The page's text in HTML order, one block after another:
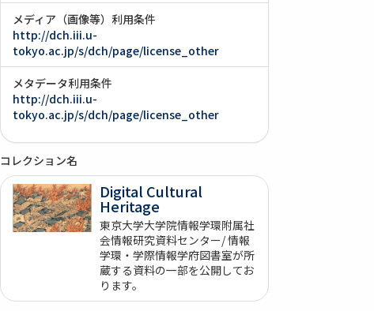
メディア（画像等）利用条件
http://dch.iii.u-
tokyo.ac.jp/s/dch/page/license_other
メタデータ利用条件
http://dch.iii.u-
tokyo.ac.jp/s/dch/page/license_other
コレクション名
Digital Cultural
Heritage
東京大学大学院情報学環附属社
会情報研究資料センター/ 情報
学環・学際情報学府図書室が所
蔵する資料の一部を公開してお
ります。